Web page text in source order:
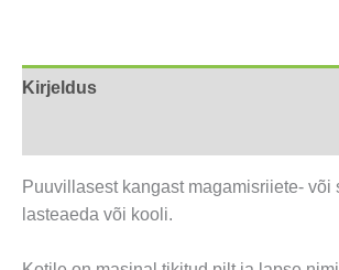
Kirjeldus
Puuvillasest kangast magamisriiete- või
lasteaeda või kooli.